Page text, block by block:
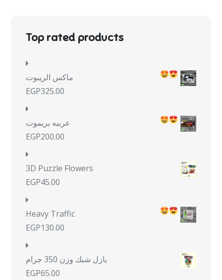
Top rated products
ماكس الريبوت
EGP325.00
عربيه بريموت
EGP200.00
3D Puzzle Flowers
EGP45.00
Heavy Traffic
EGP130.00
بازل شبك وزن 350 جرام
EGP65.00